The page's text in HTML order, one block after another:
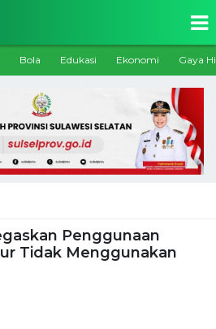
Bola Edukasi Ekonomi Gaya
Penggunaan
Tidak Menggunakan